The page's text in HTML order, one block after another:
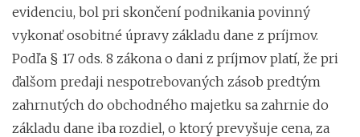
evidenciu, bol pri skončení podnikania povinný
vykonať osobitné úpravy základu dane z príjmov.
Podľa § 17 ods. 8 zákona o dani z príjmov platí, že pri
ďalšom predaji nespotrebovaných zásob predtým
zahrnutých do obchodného majetku sa zahrnie do
základu dane iba rozdiel, o ktorý prevyšuje cena, za